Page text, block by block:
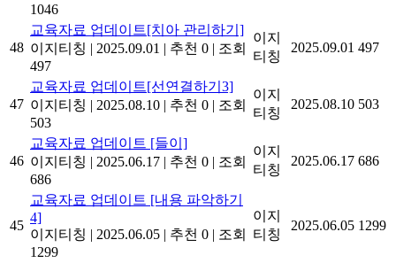
1046
48
교육자료 업데이트[치아 관리하기]
이지티칭 | 2025.09.01 | 추천 0 | 조회
497
이지
티칭
2025.09.01 497
47
교육자료 업데이트[선연결하기3]
이지티칭 | 2025.08.10 | 추천 0 | 조회
503
이지
티칭
2025.08.10 503
46
교육자료 업데이트 [들이]
이지티칭 | 2025.06.17 | 추천 0 | 조회
686
이지
티칭
2025.06.17 686
45
교육자료 업데이트 [내용 파악하기
4]
이지티칭 | 2025.06.05 | 추천 0 | 조회
1299
이지
티칭
2025.06.05 1299